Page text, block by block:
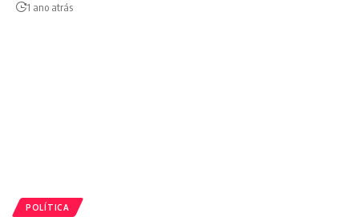
1 ano atrás
POLÍTICA